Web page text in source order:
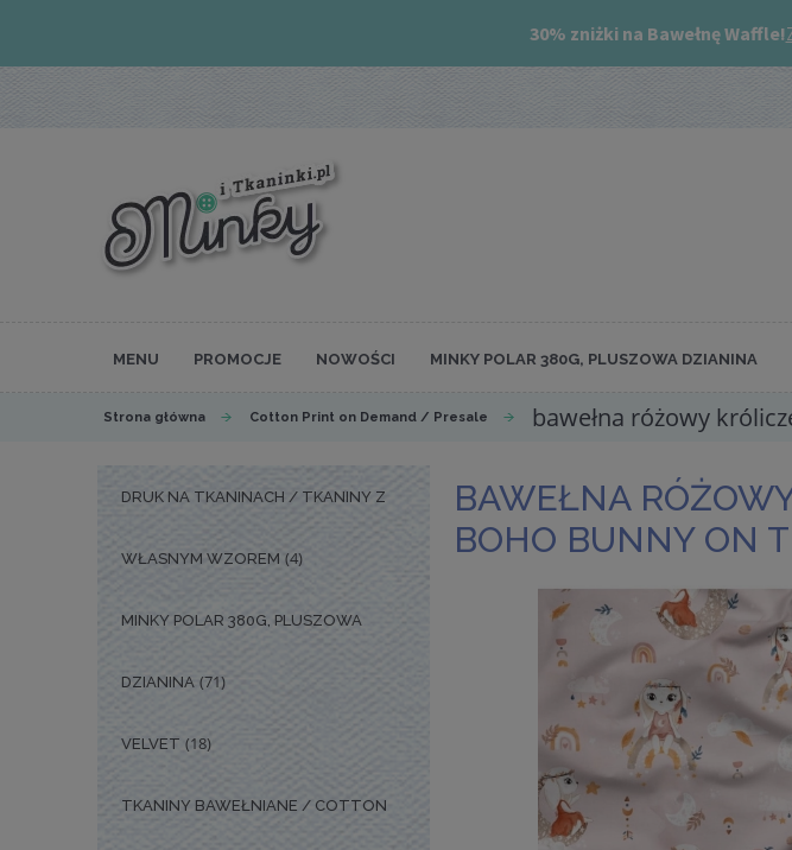
MENU PROMOCJE NOWOŚCI MINKY POLAR 380G, PLUSZOWA DZIANINA
Strona główna Cotton Print on Demand / Presale bawełna różowy
DRUK NA TKANINACH / TKANINY Z
WŁASNYM WZOREM (4)
MINKY POLAR 380G, PLUSZOWA
DZIANINA (71)
VELVET (18)
TKANINY BAWEŁNIANE / COTTON
BAWEŁNA
BOHO BUNNY ON